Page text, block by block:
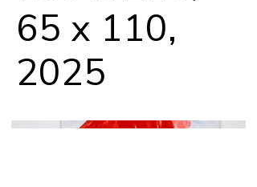
65 x 110,
2025